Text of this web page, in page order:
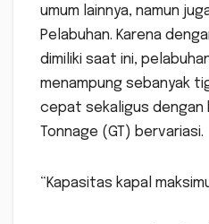
umum lainnya, namun
Pelabuhan. Karena
dimiliki saat ini,
menampung sebanyak
cepat sekaligus dengan
Tonnage (GT) bervariasi.
“Kapasitas kapal